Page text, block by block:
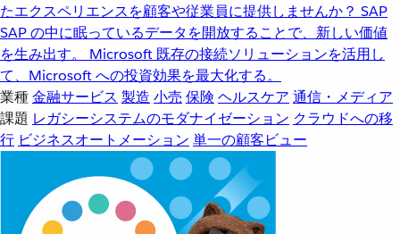
たエクスペリエンスを顧客や従業員に提供しませんか？ SAP
SAP の中に眠っているデータを開放することで、新しい価値
を生み出す。
Microsoft 既存の接続ソリューションを活用し
て、Microsoft への投資効果を最大化する。
業種金融サービス 製造 小売 保険 ヘルスケア 通信・メディア
課題 レガシーシステムのモダナイゼーション クラウドへの移
行 ビジネスオートメーション 単一の顧客ビュー